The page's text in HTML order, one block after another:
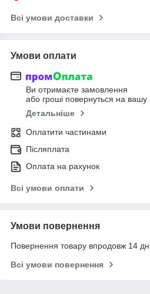
Всі умови доставки
Умови оплати
Ви отримаєте замовлення
або гроші повернуться на вашу
Детальніше
Оплатити частинами
Післяплата
Оплата на рахунок
Всі умови оплати
Умови повернення
Повернення товару впродовж 14
Всі умови повернення